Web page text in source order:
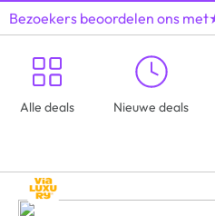
Bezoekers beoordelen ons met
Alle deals Nieuwe deals